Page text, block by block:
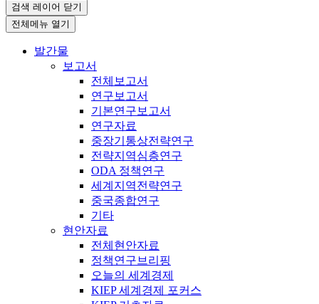
검색 레이어 닫기
전체메뉴 열기
발간물
보고서
전체보고서
연구보고서
기본연구보고서
연구자료
중장기통상전략연구
전략지역심층연구
ODA 정책연구
세계지역전략연구
중국종합연구
기타
현안자료
전체현안자료
정책연구브리핑
오늘의 세계경제
KIEP 세계경제 포커스